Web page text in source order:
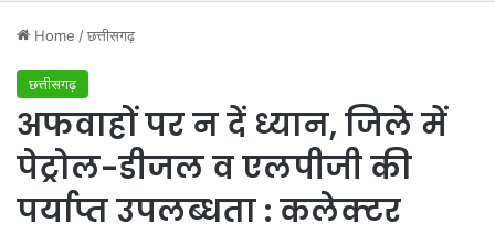
Home /छत्तीसगढ़
छत्तीसगढ़
अफवाहों पर न दें ध्यान, जिले में
पेट्रोल-डीजल व एलपीजी की
पर्याप्त उपलब्धता : कलेक्टर